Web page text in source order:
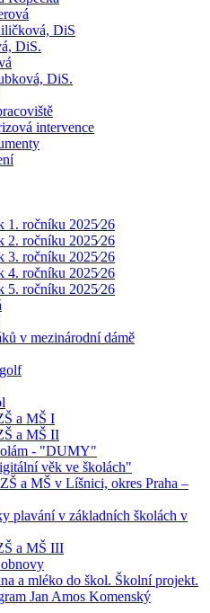
DiS
DiS.
DiS.
intervence
1. ročníku 2025⁄26
2. ročníku 2025⁄26
3. ročníku 2025⁄26
4. ročníku 2025⁄26
5. ročníku 2025⁄26
v mezinárodní dámě
a MŠ I
a MŠ II
- "DUMY"
věk ve školách"
a MŠ v Líšnici, okres Praha –
plavání v základních školách v
a MŠ III
a mléko do škol. Školní projekt.
Jan Amos Komenský